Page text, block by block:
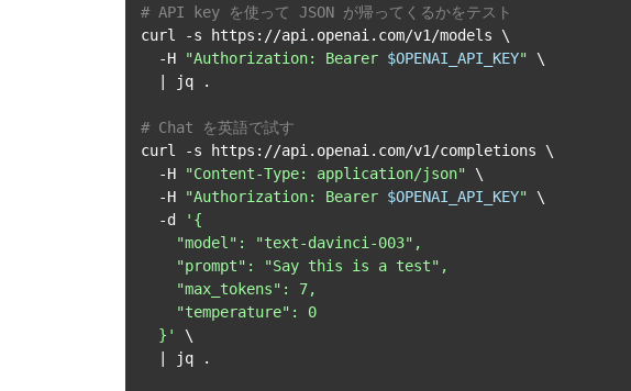
# API key を使って JSON が帰ってくるかをテスト
curl -s https://api.openai.com/v1/models \
  -H
"Authorization: Bearer $OPENAI_API_KEY" \
# Chat を英語で試す
curl -s https://api.openai.com/v1/completions \
  -H
"Content-Type: application/json" \
  -H
"Authorization: Bearer $OPENAI_API_KEY" \
  -d
'{
  }'
\